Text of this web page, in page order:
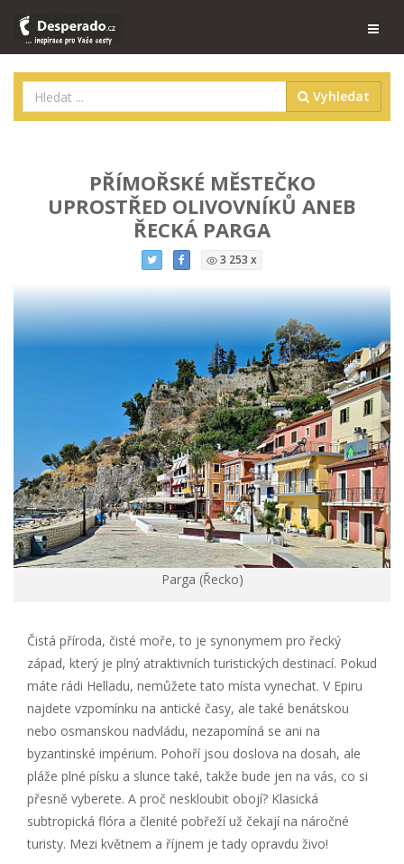
Vyhledat
PŘÍMOŘSKÉ MĚSTEČKO
UPROSTŘED OLIVOVNÍKŮ ANEB
ŘECKÁ PARGA
3 253 x
Parga (Řecko)
Čistá příroda, čisté moře, to je synonymem pro řecký
západ, který je plný atraktivních turistických destinací. Pokud
máte rádi Helladu, nemůžete tato místa vynechat. V Epiru
najdete vzpomínku na antické časy, ale také benátskou
nebo osmanskou nadvládu, nezapomíná se ani na
byzantinské impérium. Pohoří jsou doslova na dosah, ale
pláže plné písku a slunce také, takže bude jen na vás, co si
přesně vyberete. A proč neskloubit obojí? Klasická
subtropická flóra a členité pobřeží už čekají na náročné
turisty. Mezi květnem a říjnem je tady opravdu živo!